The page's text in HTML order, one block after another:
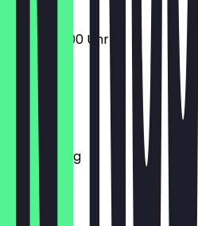
06:00 - 19:00 Uhr
Montag
Dienstag
Mittwoch
Donnerstag
Freitag
Samstag
Sonntag